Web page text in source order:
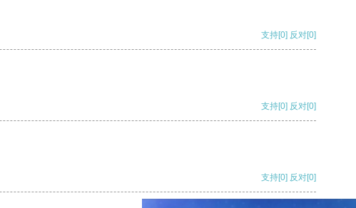
支持[0] 反对[0]
支持[0] 反对[0]
支持[0] 反对[0]